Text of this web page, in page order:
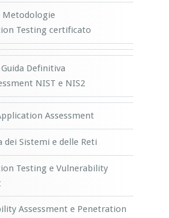
Metodologie
Testing certificato
Definitiva
NIST e NIS2
Assessment
dei Sistemi e delle Reti
Testing e Vulnerability
Assessment e Penetration